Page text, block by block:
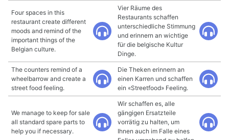
Four spaces in this
restaurant create different
moods and remind of the
important things of the
Belgian culture.
Vier Räume des
Restaurants schaffen
unterschiedliche Stimmung
und erinnern an wichtige
für die belgische Kultur
Dinge.
The counters remind of a
wheelbarrow and create a
street food feeling.
Die Theken erinnern an
einen Karren und schaffen
ein «Streetfood» Feeling.
We manage to keep for sale
all standard spare parts to
help you if necessary.
Wir schaffen es, alle
gängigen Ersatzteile
vorrätig zu halten, um
Ihnen auch im Falle eines